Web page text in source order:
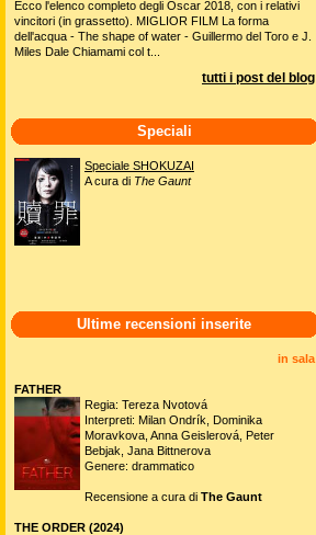
Ecco l'elenco completo degli Oscar 2018, con i relativi
vincitori (in grassetto). MIGLIOR FILM La forma
dell'acqua - The shape of water - Guillermo del Toro e J.
Miles Dale Chiamami col t...
tutti i post del blog
Speciali
Speciale SHOKUZAI
A cura di The Gaunt
Ultime recensioni inserite
in sala
FATHER
Regia: Tereza Nvotová
Interpreti: Milan Ondrík, Dominika
Moravkova, Anna Geislerová, Peter
Bebjak, Jana Bittnerova
Genere: drammatico
Recensione a cura di The Gaunt
THE ORDER (2024)